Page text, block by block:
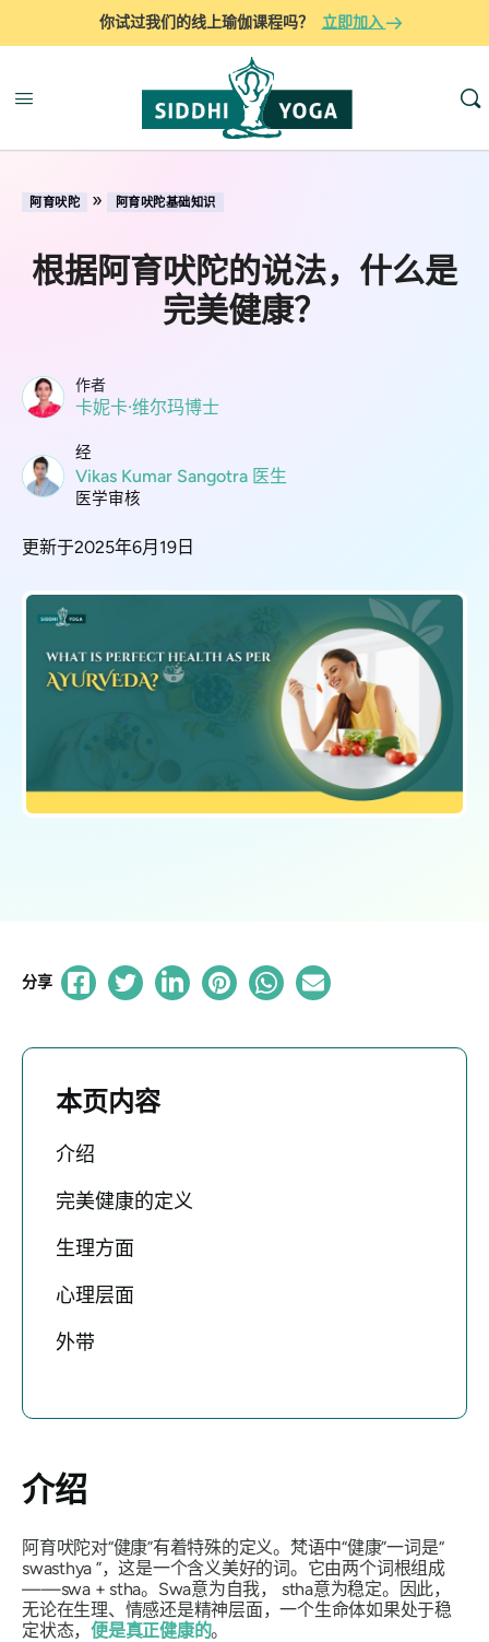
你试过我们的线上瑜伽课程吗？ 立即加入
阿育吠陀 » 阿育吠陀基础知识
根据阿育吠陀的说法，什么是
完美健康？
作者
卡妮卡·维尔玛博士
经
Vikas Kumar Sangotra 医生
医学审核
更新于2025年6月19日
分享
本页内容
介绍
完美健康的定义
生理方面
心理层面
外带
介绍
阿育吠陀对“健康”有着特殊的定义。梵语中“健康”一词是“
swasthya ”，这是一个含义美好的词。它由两个词根组成
——swa + stha。Swa意为自我， stha意为稳定。因此，
无论在生理、情感还是精神层面，一个生命体如果处于稳
定状态，便是真正健康的。